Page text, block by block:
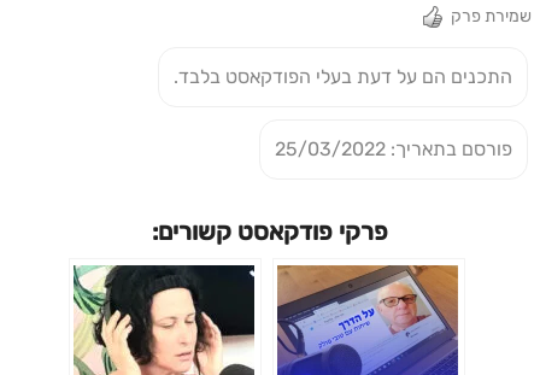
שמירת פרק
התכנים הם על דעת בעלי הפודקאסט בלבד.
פורסם בתאריך: 25/03/2022
פרקי פודקאסט קשורים: